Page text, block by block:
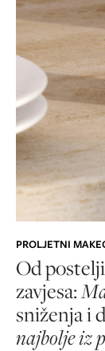
PROLJETNI
Od
zavjesa:
sniženja i
najbolje iz